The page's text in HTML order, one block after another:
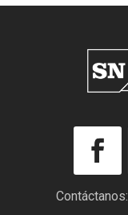
Contáctanos: